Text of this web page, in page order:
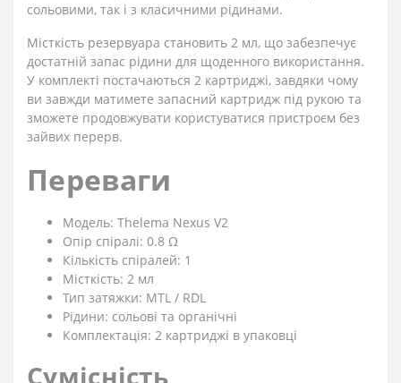
сольовими, так і з класичними рідинами.
Місткість резервуара становить 2 мл, що забезпечує
достатній запас рідини для щоденного використання.
У комплекті постачаються 2 картриджі, завдяки чому
ви завжди матимете запасний картридж під рукою та
зможете продовжувати користуватися пристроєм без
зайвих перерв.
Переваги
Модель: Thelema Nexus V2
Опір спіралі: 0.8 Ω
Кількість спіралей: 1
Місткість: 2 мл
Тип затяжки: MTL / RDL
Рідини: сольові та органічні
Комплектація: 2 картриджі в упаковці
Сумісність